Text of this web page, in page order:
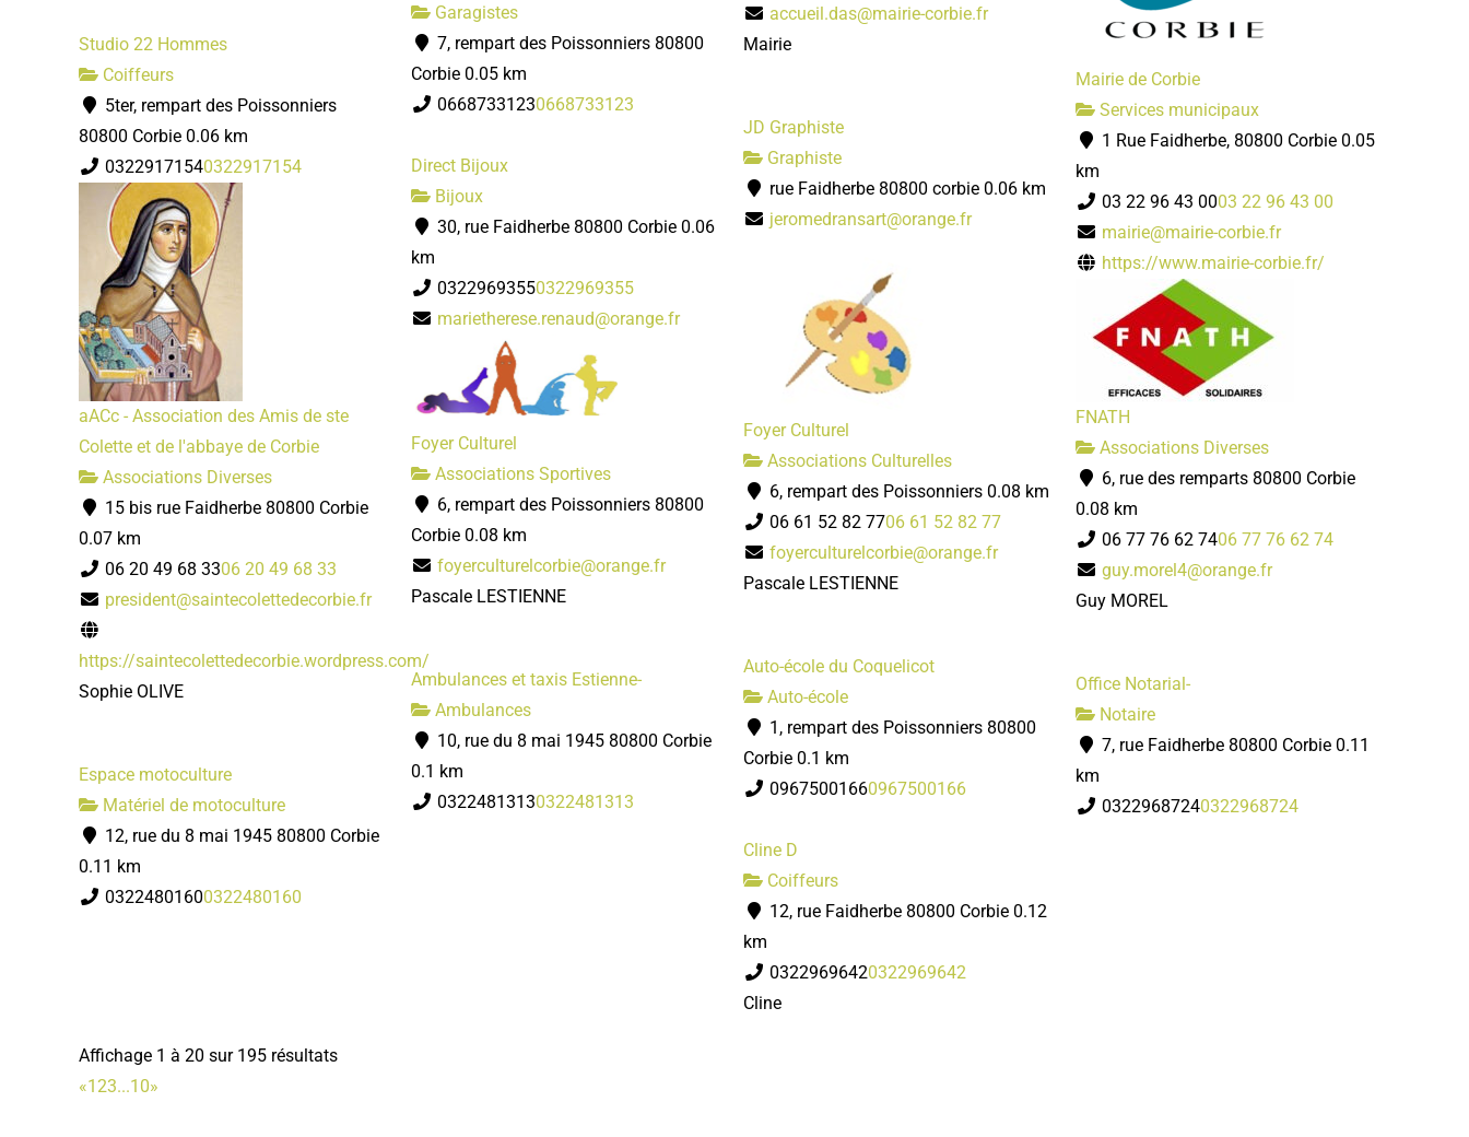
accueil.das@mairie-corbie.fr
Mairie
Mairie de Corbie
Services municipaux
1 Rue Faidherbe, 80800 Corbie 0.05
km
03 22 96 43 0003 22 96 43 00
mairie@mairie-corbie.fr
https://www.mairie-corbie.fr/
Garagistes
7, rempart des Poissonniers 80800
Corbie 0.05 km
06687331230668733123
Studio 22 Hommes
Coiffeurs
5ter, rempart des Poissonniers
80800 Corbie 0.06 km
03229171540322917154
JD Graphiste
Graphiste
rue Faidherbe 80800 corbie 0.06 km
jeromedransart@orange.fr
Direct Bijoux
Bijoux
30, rue Faidherbe 80800 Corbie 0.06
km
03229693550322969355
marietherese.renaud@orange.fr
aACc - Association des Amis de ste
Colette et de l'abbaye de Corbie
Associations Diverses
15 bis rue Faidherbe 80800 Corbie
0.07 km
06 20 49 68 3306 20 49 68 33
president@saintecolettedecorbie.fr
https://saintecolettedecorbie.wordpress.com/
Sophie OLIVE
Foyer Culturel
Associations Culturelles
6, rempart des Poissonniers 0.08 km
06 61 52 82 7706 61 52 82 77
foyerculturelcorbie@orange.fr
Pascale LESTIENNE
FNATH
Associations Diverses
6, rue des remparts 80800 Corbie
0.08 km
06 77 76 62 7406 77 76 62 74
guy.morel4@orange.fr
Guy MOREL
Foyer Culturel
Associations Sportives
6, rempart des Poissonniers 80800
Corbie 0.08 km
foyerculturelcorbie@orange.fr
Pascale LESTIENNE
Auto-école du Coquelicot
Auto-école
1, rempart des Poissonniers 80800
Corbie 0.1 km
09675001660967500166
Ambulances et taxis Estienne-
Ambulances
10, rue du 8 mai 1945 80800 Corbie
0.1 km
03224813130322481313
Office Notarial-
Notaire
7, rue Faidherbe 80800 Corbie 0.11
km
03229687240322968724
Espace motoculture
Matériel de motoculture
12, rue du 8 mai 1945 80800 Corbie
0.11 km
03224801600322480160
Cline D
Coiffeurs
12, rue Faidherbe 80800 Corbie 0.12
km
03229696420322969642
Cline
Affichage 1 à 20 sur 195 résultats
«123...10»